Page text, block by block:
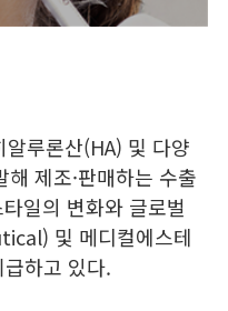
루론산(HA) 및 다양
제조·판매하는 수출
일의 변화와 글로벌
및 메디컬에스테
하고 있다.